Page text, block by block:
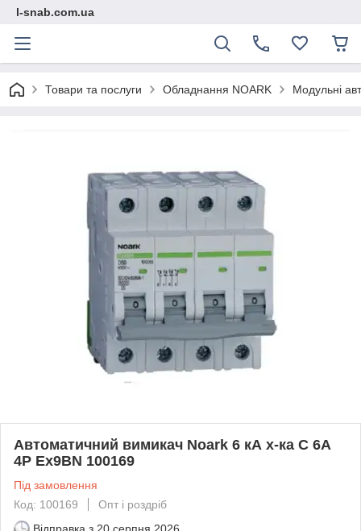
l-snab.com.ua
Товари та послуги Обладнання NOARK Модульні
Автоматичний вимикач Noark 6 кА х-ка C 6А
4P Ex9BN 100169
Під замовлення
Код: 100169
Опт і роздріб
Відправка з 20 серпня 2026